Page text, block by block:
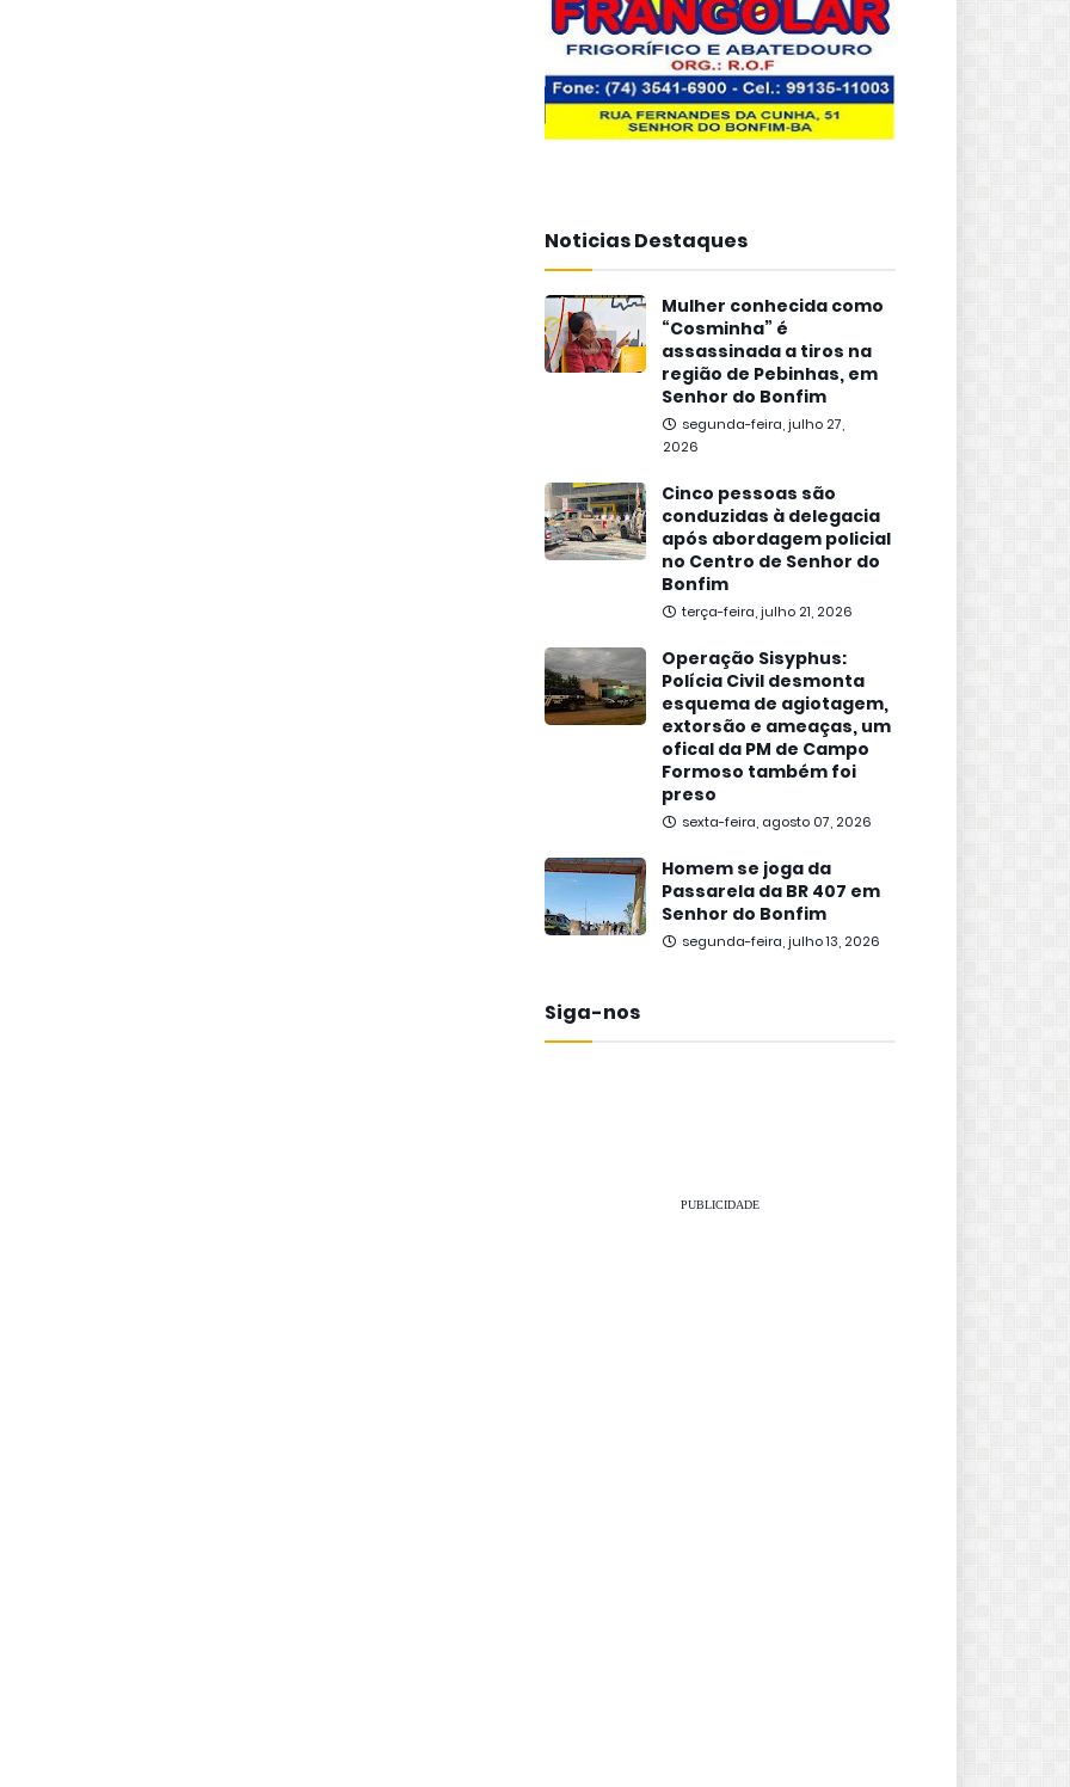
Noticias Destaques
Mulher conhecida como
“Cosminha” é
assassinada a tiros na
região de Pebinhas, em
Senhor do Bonfim
segunda-feira, julho 27,
2026
Cinco pessoas são
conduzidas à delegacia
após abordagem policial
no Centro de Senhor do
Bonfim
terça-feira, julho 21, 2026
Operação Sisyphus:
Polícia Civil desmonta
esquema de agiotagem,
extorsão e ameaças, um
ofical da PM de Campo
Formoso também foi
preso
sexta-feira, agosto 07, 2026
Homem se joga da
Passarela da BR 407 em
Senhor do Bonfim
segunda-feira, julho 13, 2026
Siga-nos
PUBLICIDADE